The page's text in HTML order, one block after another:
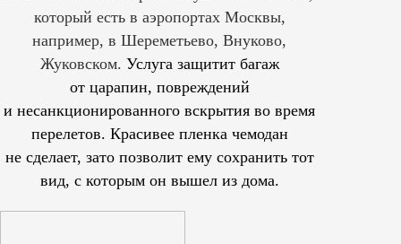
который есть в аэропортах Москвы,
например, в Шереметьево, Внуково,
Жуковском. Услуга защитит багаж
от царапин, повреждений
и несанкционированного вскрытия во время
перелетов. Красивее пленка чемодан
не сделает, зато позволит ему сохранить тот
вид, с которым он вышел из дома.